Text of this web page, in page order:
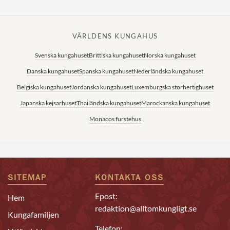
VÄRLDENS KUNGAHUS
Svenska kungahusetBrittiska kungahusetNorska kungahuset
Danska kungahusetSpanska kungahusetNederländska kungahuset
Belgiska kungahusetJordanska kungahusetLuxemburgska storhertighuset
Japanska kejsarhusetThailändska kungahusetMarockanska kungahuset
Monacos furstehus
SITEMAP
Hem
Kungafamiljen
KONTAKTA OSS
Epost:
redaktion@alltomkungligt.se